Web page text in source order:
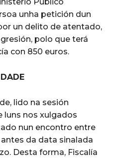
unha petición dun
un delito de atentado,
polo que terá
con 850 euros.
lido na sesión
luns nos xulgados
nun encontro entre
da data sinalada
Desta forma, Fiscalía